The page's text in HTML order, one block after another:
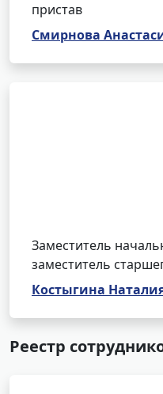
пристав
Смирнова
Заместитель
заместитель
Костыгина
Реестр